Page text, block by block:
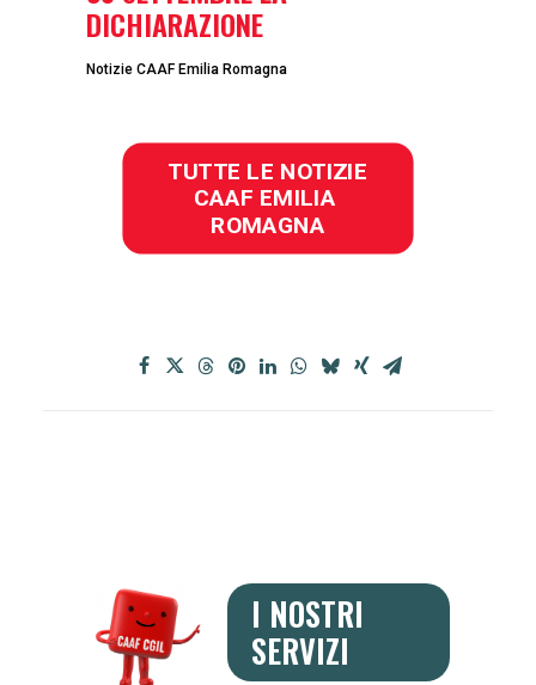
DICHIARAZIONE
Notizie CAAF Emilia Romagna
TUTTE LE NOTIZIE
CAAF EMILIA
ROMAGNA
I NOSTRI
SERVIZI